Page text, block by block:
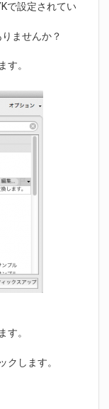
で設定されてい
ませんか？
す。
す。
クします。